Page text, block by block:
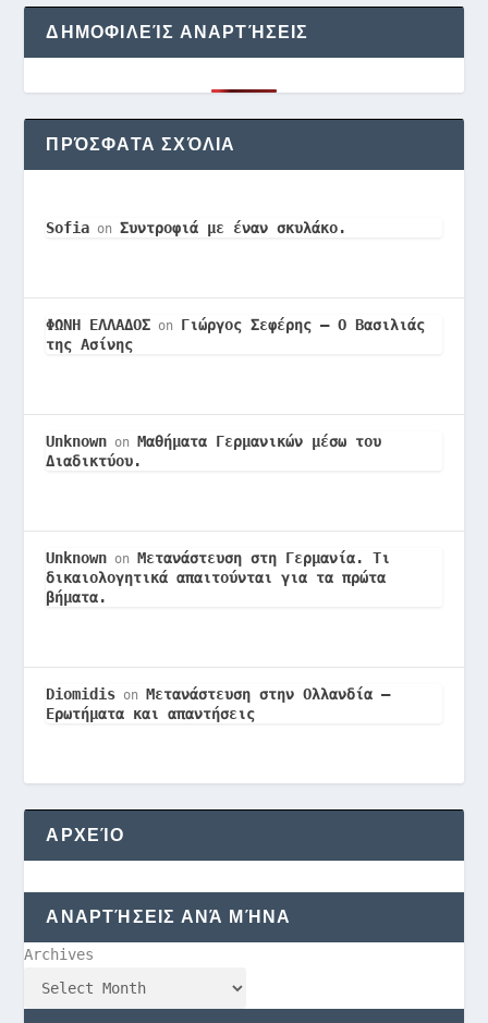
ΔΗΜΟΦΙΛΕΊΣ ΑΝΑΡΤΉΣΕΙΣ
ΠΡΌΣΦΑΤΑ ΣΧΌΛΙΑ
Sofia onΣυντροφιά με έναν σκυλάκο.
ΦΩΝΗ ΕΛΛΑΔΟΣ on Γιώργος Σεφέρης – Ο Βασιλιάς
της Ασίνης
Unknown on Μαθήματα Γερμανικών μέσω του
Διαδικτύου.
Unknown on Μετανάστευση στη Γερμανία. Τι
δικαιολογητικά απαιτούνται για τα πρώτα
βήματα.
Diomidis on Μετανάστευση στην Ολλανδία –
Ερωτήματα και απαντήσεις
ΑΡΧΕΊΟ
ΑΝΑΡΤΉΣΕΙΣ ΑΝΆ ΜΉΝΑ
Archives